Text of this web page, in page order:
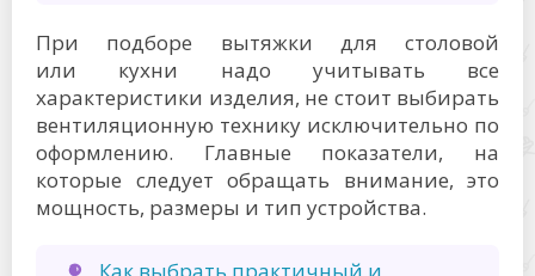
При подборе вытяжки для столовой
или кухни надо учитывать все
характеристики изделия, не стоит выбирать
вентиляционную технику исключительно по
оформлению. Главные показатели, на
которые следует обращать внимание, это
мощность, размеры и тип устройства.